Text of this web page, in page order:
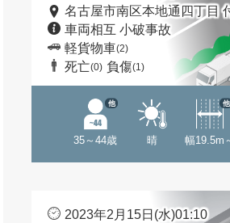
名古屋市南区本地通四丁目
車両相互 小破事故
軽貨物車(2)
死亡(0) 負傷(1)
35～44歳
他
晴 幅19.5m
他
2023年2月15日(水)01:10